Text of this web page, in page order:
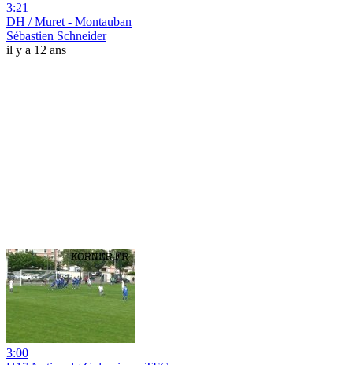
3:21
DH / Muret - Montauban
Sébastien Schneider
il y a 12 ans
3:00